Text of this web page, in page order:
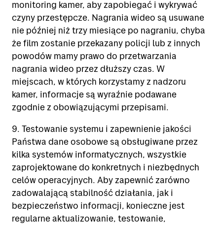
monitoring kamer, aby zapobiegać i wykrywać
czyny przestępcze. Nagrania wideo są usuwane
nie później niż trzy miesiące po nagraniu, chyba
że film zostanie przekazany policji lub z innych
powodów mamy prawo do przetwarzania
nagrania wideo przez dłuższy czas. W
miejscach, w których korzystamy z nadzoru
kamer, informacje są wyraźnie podawane
zgodnie z obowiązującymi przepisami.
9. Testowanie systemu i zapewnienie jakości
Państwa dane osobowe są obsługiwane przez
kilka systemów informatycznych, wszystkie
zaprojektowane do konkretnych i niezbędnych
celów operacyjnych. Aby zapewnić zarówno
zadowalającą stabilność działania, jak i
bezpieczeństwo informacji, konieczne jest
regularne aktualizowanie, testowanie,